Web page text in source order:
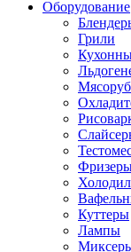
Оборудование
Грили
Куттеры
Лампы